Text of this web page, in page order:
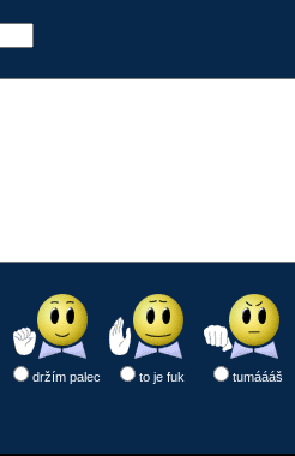
držím palec to je fuk tumáááš